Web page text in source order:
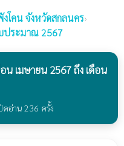
งโคน จังหวัดสกลนคร›
ประมาณ 2567
น เมษายน 2567 ถึง เดือน
ดอ่าน 236 ครั้ง